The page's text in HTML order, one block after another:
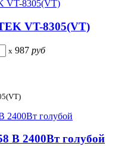
VT-8305(VT)
x 987 руб
B 2400Вт голубой